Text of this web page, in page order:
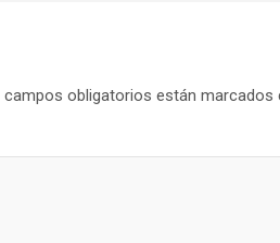
campos obligatorios están marcados